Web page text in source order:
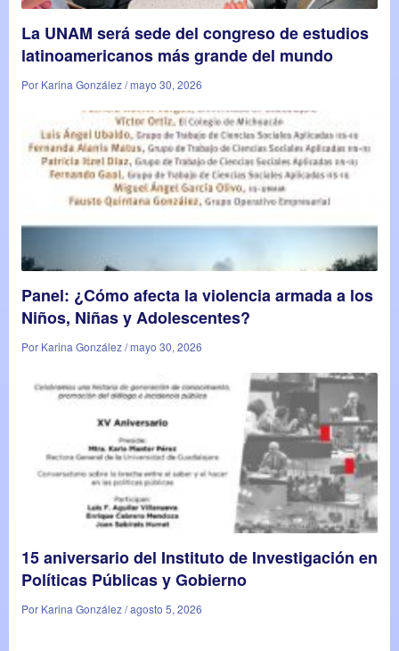
La UNAM será sede del congreso de estudios
latinoamericanos más grande del mundo
Por Karina González / mayo 30, 2026
Panel: ¿Cómo afecta la violencia armada a los
Niños, Niñas y Adolescentes?
Por Karina González / mayo 30, 2026
15 aniversario del Instituto de Investigación en
Políticas Públicas y Gobierno
Por Karina González / agosto 5, 2026